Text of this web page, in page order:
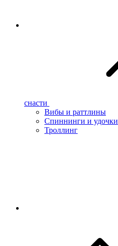
снасти
Вибы и раттлины
Спиннинги и удочки
Троллинг